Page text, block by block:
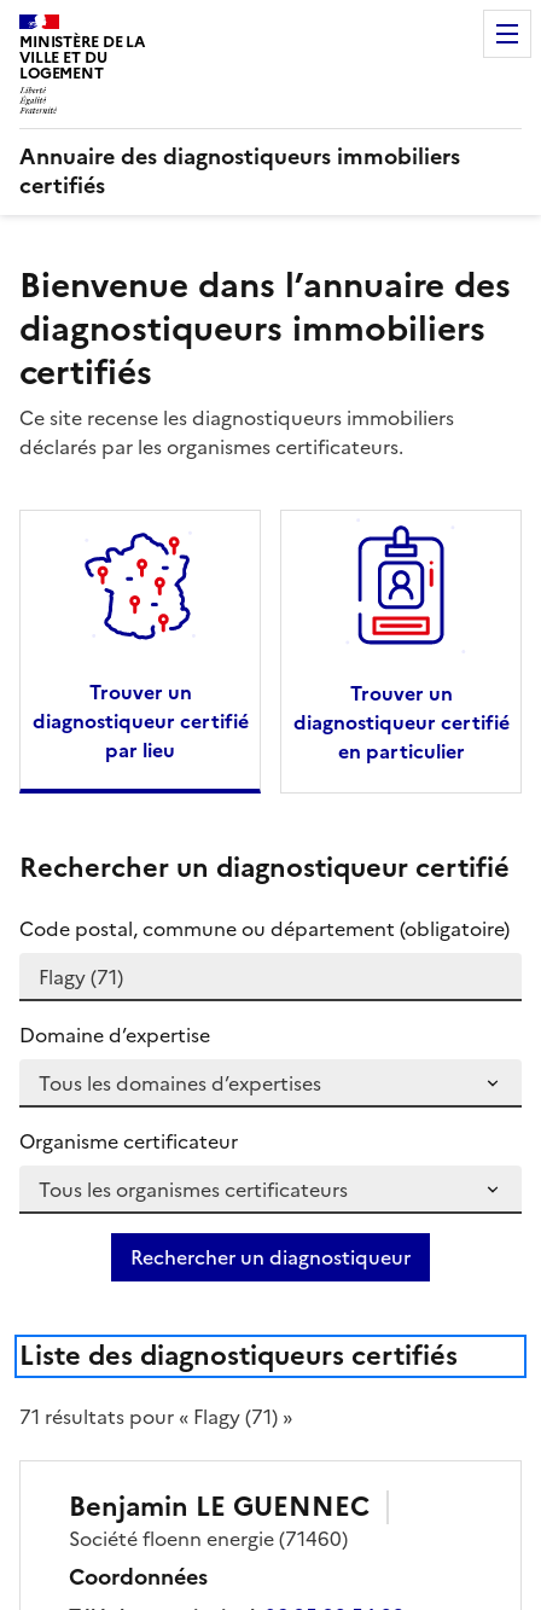
MINISTÈRE DE LA
VILLE ET DU
LOGEMENT
Annuaire des diagnostiqueurs immobiliers
certifiés
Bienvenue dans l’annuaire des
diagnostiqueurs immobiliers
certifiés
Ce site recense les diagnostiqueurs immobiliers
déclarés par les organismes certificateurs.
Trouver un
diagnostiqueur certifié
par lieu
Trouver un
diagnostiqueur certifié
en particulier
Rechercher un diagnostiqueur certifié
Code postal, commune ou département (obligatoire)
Domaine d’expertise
Organisme certificateur
Rechercher un diagnostiqueur
Liste des diagnostiqueurs certifiés
71 résultats pour « Flagy (71) »
Benjamin LE GUENNEC
Sociétéfloenn energie(71460)
Coordonnées